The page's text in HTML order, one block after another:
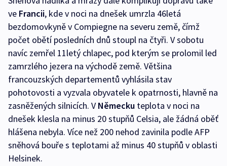
ve Francii, kde v noci na dnešek umrzla 46letá
bezdomovkyně v Compiegne na severu země, čímž
počet obětí posledních dnů stoupl na čtyři. V sobotu
navíc zemřel 11letý chlapec, pod kterým se prolomil led
zamrzlého jezera na východě země. Většina
francouzských departementů vyhlásila stav
pohotovosti a vyzvala obyvatele k opatrnosti, hlavně na
zasněžených silnicích. VNěmecku teplota v noci na
dnešek klesla na minus 20 stupňů Celsia, ale žádná oběť
hlášena nebyla. Více než 200 nehod zavinila podle AFP
sněhová bouře s teplotami až minus 40 stupňů v oblasti
Helsinek.